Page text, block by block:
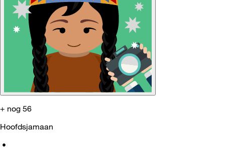
+ nog 56
Hoofdsjamaan
•